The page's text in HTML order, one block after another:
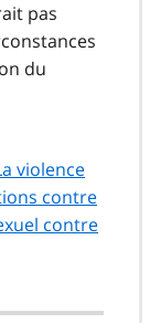
pas
du
violence
contre
contre